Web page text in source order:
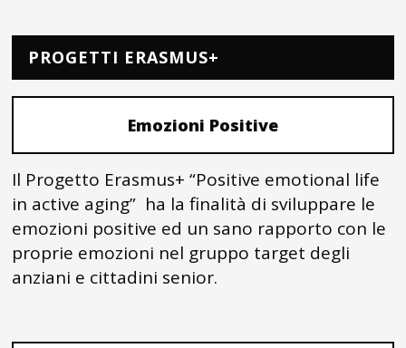
PROGETTI ERASMUS+
Emozioni Positive
Il Progetto Erasmus+ “Positive emotional life
in active aging” ha la finalità di sviluppare le
emozioni positive ed un sano rapporto con le
proprie emozioni nel gruppo target degli
anziani e cittadini senior.